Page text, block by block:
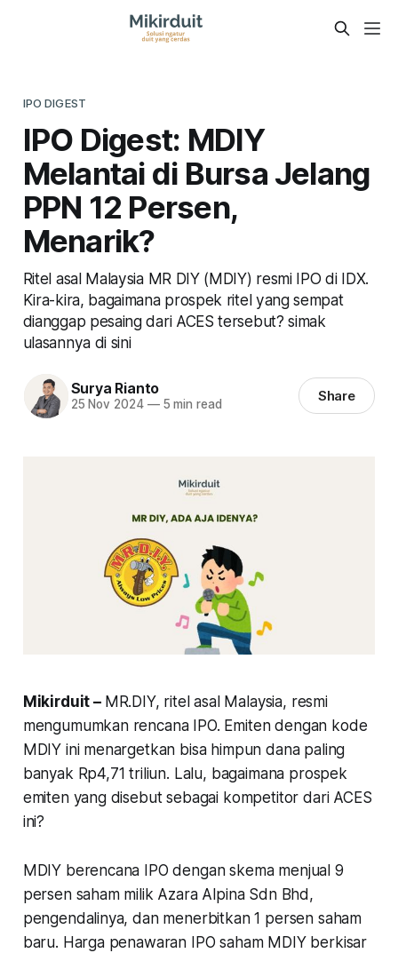
IPO DIGEST
IPO Digest: MDIY
Melantai di Bursa Jelang
PPN 12 Persen,
Menarik?
Ritel asal Malaysia MR DIY (MDIY) resmi IPO di IDX.
Kira-kira, bagaimana prospek ritel yang sempat
dianggap pesaing dari ACES tersebut? simak
ulasannya di sini
Surya Rianto
25 Nov 2024 —5 min read Share
Mikirduit – MR.DIY, ritel asal Malaysia, resmi
mengumumkan rencana IPO. Emiten dengan kode
MDIY ini menargetkan bisa himpun dana paling
banyak Rp4,71 triliun. Lalu, bagaimana prospek
emiten yang disebut sebagai kompetitor dari ACES
ini?
MDIY berencana IPO dengan skema menjual 9
persen saham milik Azara Alpina Sdn Bhd,
pengendalinya, dan menerbitkan 1 persen saham
baru. Harga penawaran IPO saham MDIY berkisar